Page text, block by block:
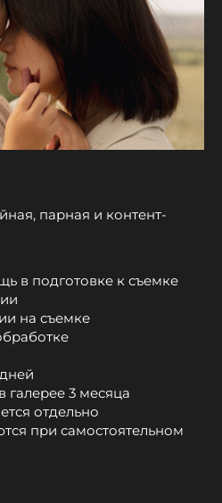
парная и контент-
в подготовке к съемке
на съемке
галерее 3 месяца
отдельно
при самостоятельном